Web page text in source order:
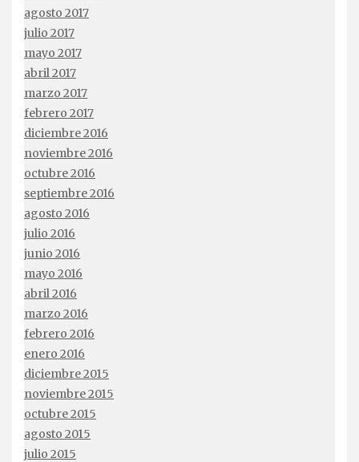
agosto 2017
julio 2017
mayo 2017
abril 2017
marzo 2017
febrero 2017
diciembre 2016
noviembre 2016
octubre 2016
septiembre 2016
agosto 2016
julio 2016
junio 2016
mayo 2016
abril 2016
marzo 2016
febrero 2016
enero 2016
diciembre 2015
noviembre 2015
octubre 2015
agosto 2015
julio 2015